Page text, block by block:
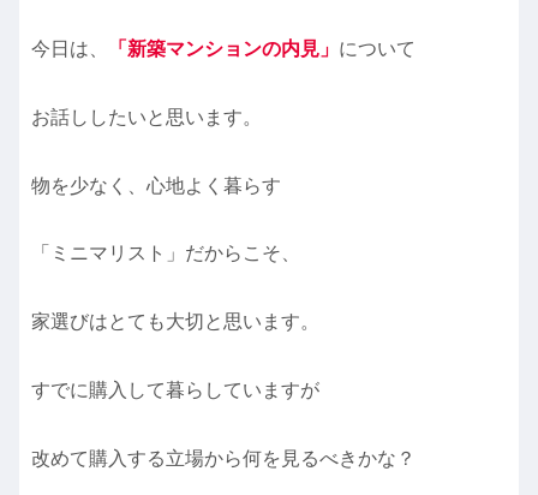
今日は、 「 新築マンションの内見」 について
お話ししたいと思います。
物を少なく、心地よく暮らす
「ミニマリスト」だからこそ、
家選びはとても大切と思います。
すでに購入して暮らしていますが
改めて購入する立場から何を見るべきかな？